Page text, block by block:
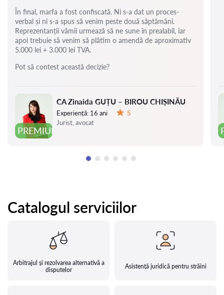
PREMIUM
CA Zinaida GUȚU – BIROU CHIȘINĂU
Experiență: 16 ani
5
Jurist, avocat
În final, marfa a fost confiscată. Ni s-a dat un proces-
verbal și ni s-a spus să venim peste două săptămâni.
Reprezentanții vămii urmează să ne sune în prealabil, iar
apoi trebuie să venim să plătim o amendă de aproximativ
5.000 lei + 3.000 lei TVA.
Pot să contest această decizie?
Catalogul serviciilor
Arbitrajul și rezolvarea alternativă a
disputelor
Asistență juridică pentru străini